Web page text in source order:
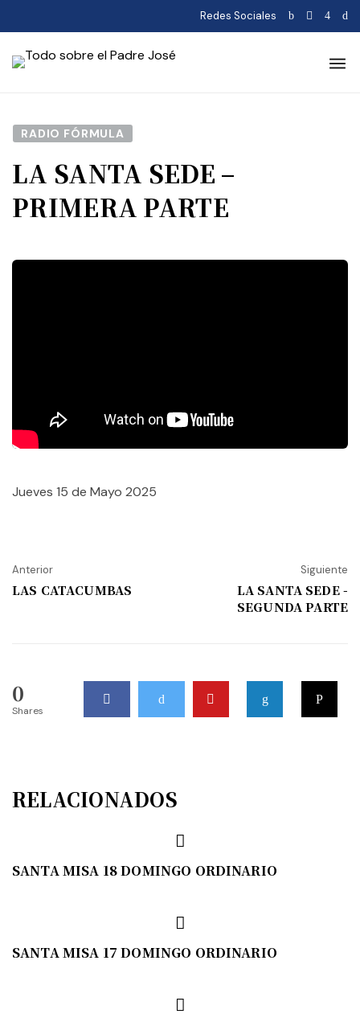
Redes Sociales
RADIO FÓRMULA
LA SANTA SEDE –
PRIMERA PARTE
Jueves 15 de Mayo 2025
Anterior
LAS CATACUMBAS
Siguiente
LA SANTA SEDE -
SEGUNDA PARTE
0
Shares
RELACIONADOS
SANTA MISA 18 DOMINGO ORDINARIO
SANTA MISA 17 DOMINGO ORDINARIO